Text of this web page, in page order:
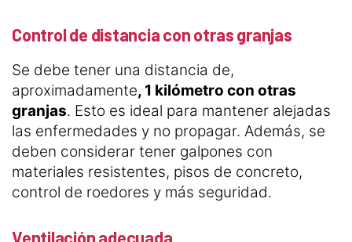
Control de distancia con otras granjas
Se debe tener una distancia de,
aproximadamente, 1 kilómetro con otras
granjas. Esto es ideal para mantener alejadas
las enfermedades y no propagar. Además, se
deben considerar tener galpones con
materiales resistentes, pisos de concreto,
control de roedores y más seguridad.
Ventilación adecuada